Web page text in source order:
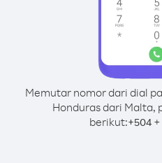
Memutar nomor dari dial
Honduras dari Malta,
berikut:+504+